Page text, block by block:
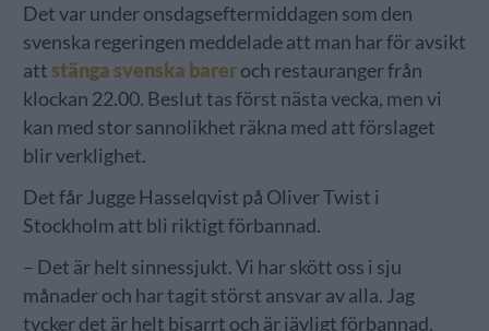
Det var under onsdagseftermiddagen som den
svenska regeringen meddelade att man har för avsikt
attstänga svenska bareroch restauranger från
klockan 22.00. Beslut tas först nästa vecka, men vi
kan med stor sannolikhet räkna med att förslaget
blir verklighet.
Det får Jugge Hasselqvist på Oliver Twist i
Stockholm att bli riktigt förbannad.
– Det är helt sinnessjukt. Vi har skött oss i sju
månader och har tagit störst ansvar av alla. Jag
tycker det är helt bisarrt och är jävligt förbannad,